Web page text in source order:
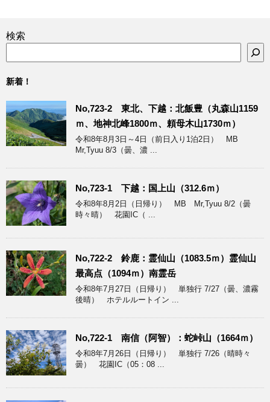
検索
新着！
No,723-2 東北、下越：北飯豊（丸森山1159
ｍ、地神北峰1800ｍ、頼母木山1730ｍ）
令和8年8月3日～4日（前日入り1泊2日） MB
Mr,Tyuu 8/3（曇、濃 ...
No,723-1 下越：国上山（312.6ｍ）
令和8年8月2日（日帰り） MB Mr,Tyuu 8/2（曇
時々晴） 花園IC（ ...
No,722-2 鈴鹿：霊仙山（1083.5ｍ）霊仙山
最高点（1094ｍ）南霊岳
令和8年7月27日（日帰り） 単独行 7/27（曇、濃霧
後晴） ホテルルートイン ...
No,722-1 南信（阿智）：蛇峠山（1664ｍ）
令和8年7月26日（日帰り） 単独行 7/26（晴時々
曇） 花園IC（05：08 ...